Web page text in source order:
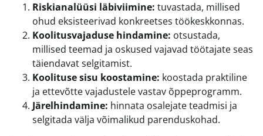
Riskianalüüsi läbiviimine: tuvastada, millised
ohud eksisteerivad konkreetses töökeskkonnas.
Koolitusvajaduse hindamine: otsustada,
millised teemad ja oskused vajavad töötajate seas
täiendavat selgitamist.
Koolituse sisu koostamine: koostada praktiline
ja ettevõtte vajadustele vastav õppeprogramm.
Järelhindamine: hinnata osalejate teadmisi ja
selgitada välja võimalikud parenduskohad.